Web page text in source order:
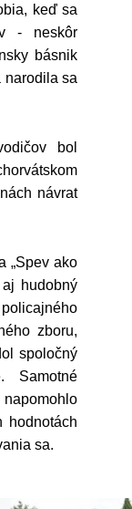
keď sa
- neskôr
básnik
narodila sa
bol
návrat
„Spev ako
hudobný
zboru,
spoločný
Samotné
hodnotách
sa.